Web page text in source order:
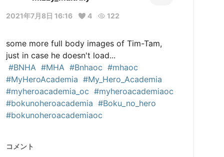
2021年7月8日 16:16 4 122
some more full body images of Tim-Tam,
just in case he doesn't load...
#BNHA #MHA #Bnhaoc #mhaoc
#MyHeroAcademia #My_Hero_Academia
#myheroacademia_oc #myheroacademiaoc
#bokunoheroacademia #Boku_no_hero
#bokunoheroacademiaoc
コメント